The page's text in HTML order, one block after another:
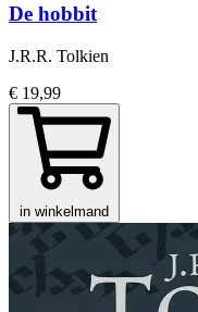
De hobbit
J.R.R. Tolkien
€ 19,99
in winkelmand